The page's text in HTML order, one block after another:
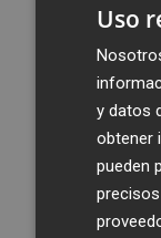
Uso
y datos
obtener
pueden